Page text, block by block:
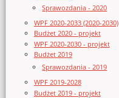
Sprawozdania - 2020
WPF 2020-2033 (2020-2030)
Budżet 2020 - projekt
WPF 2020-2030 - projekt
Budżet 2019
Sprawozdania - 2019
WPF 2019-2028
Budżet 2019 - projekt